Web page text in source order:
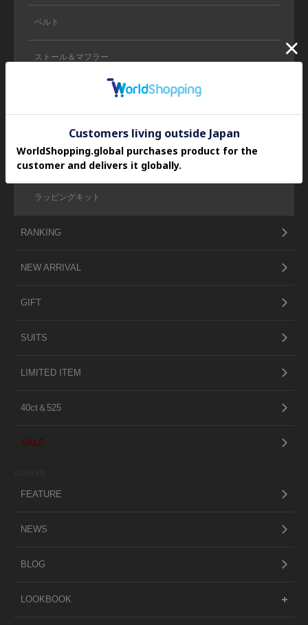
ベルト
ストール＆マフラー
ファッション雑貨
ライフスタイル雑貨
ラッピングキット
RANKING
NEW ARRIVAL
GIFT
SUITS
LIMITED ITEM
40ct＆525
SALE
FEATURE
NEWS
BLOG
LOOKBOOK